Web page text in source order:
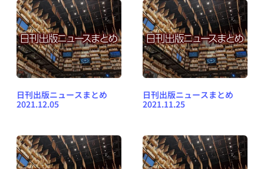
日刊出版ニュースまとめ
2021.12.05
日刊出版ニュースまとめ
2021.11.25